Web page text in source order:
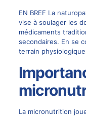
EN BREF La
vise à soulager les
médicaments
secondaires. En se
terrain
La micronutrition